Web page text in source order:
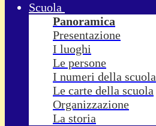
Scuola
Panoramica
Presentazione
I luoghi
Le persone
I numeri della scuola
Le carte della scuola
Organizzazione
La storia